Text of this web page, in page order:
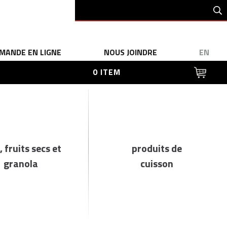
EN LIGNE NOUS JOINDRE
EN
0 ITEM
fruits secs et
granola
produits de
cuisson